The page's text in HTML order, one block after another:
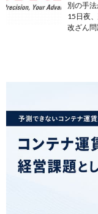
別の手
15日夜
改ざん